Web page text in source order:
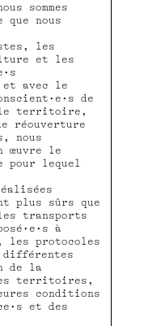
sommes
nous
les
et les
et avec le
de
le territoire,
réouverture
nous
œuvre le
pour lequel
plus sûrs que
transports
à
les protocoles
de la
territoires,
conditions
et des